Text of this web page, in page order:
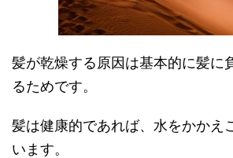
髪が乾燥する原因は基本的に髪に
るためです。
髪は健康的であれば、水をかかえ
います。